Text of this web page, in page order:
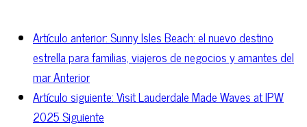
Artículo anterior: Sunny Isles Beach: el nuevo destino
estrella para familias, viajeros de negocios y amantes del
marAnterior
Artículo siguiente: Visit Lauderdale Made Waves at IPW
2025Siguiente